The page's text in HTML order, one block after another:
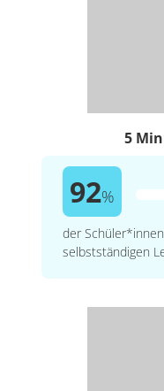
5
92%
der
selbstständigen